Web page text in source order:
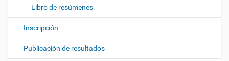
n
Libro de resúmenes
Inscripción
Publicación de resultados